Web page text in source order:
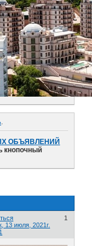
ОБЪЯВЛЕНИЙ
кнопочный
1
13 июля, 2021г.